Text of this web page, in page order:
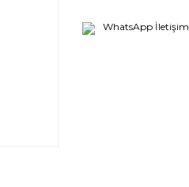
WhatsApp İletişim